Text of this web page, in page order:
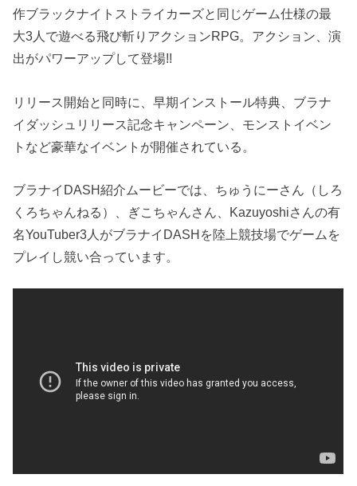
作ブラックナイトストライカーズと同じゲーム仕様の最
大3人で遊べる飛び斬りアクションRPG。アクション、演
出がパワーアップして登場!!
リリース開始と同時に、早期インストール特典、ブラナ
イダッシュリリース記念キャンペーン、モンストイベン
トなど豪華なイベントが開催されている。
ブラナイDASH紹介ムービーでは、ちゅうにーさん（しろ
くろちゃんねる）、ぎこちゃんさん、Kazuyoshiさんの有
名YouTuber3人がブラナイDASHを陸上競技場でゲームを
プレイし競い合っています。